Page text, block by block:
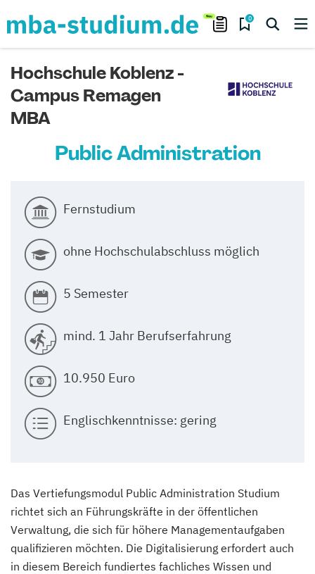
0
Hochschule Koblenz -
Campus Remagen
MBA
Public Administration
Fernstudium
ohne Hochschulabschluss möglich
5 Semester
mind. 1 Jahr Berufserfahrung
10.950 Euro
Englischkenntnisse: gering
Das Vertiefungsmodul Public Administration Studium
richtet sich an Führungskräfte in der öffentlichen
Verwaltung, die sich für höhere Managementaufgaben
qualifizieren möchten. Die Digitalisierung erfordert auch
in diesem Bereich fundiertes fachliches Wissen und